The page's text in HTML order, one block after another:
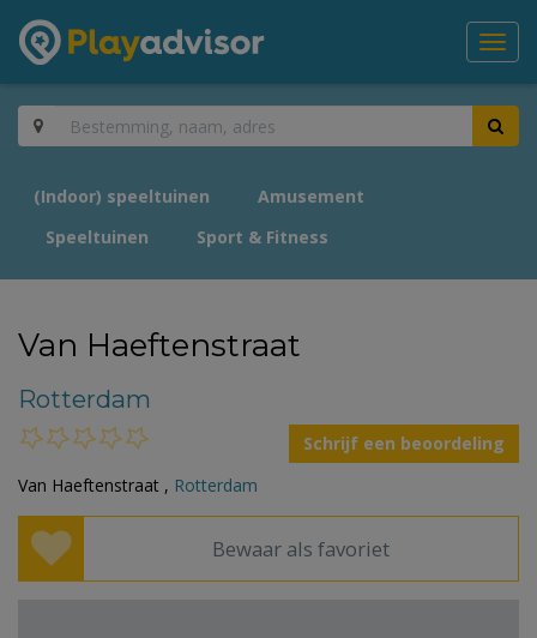
(Indoor) speeltuinen
Amusement
Speeltuinen
Sport & Fitness
Van Haeftenstraat
Rotterdam
Schrijf een beoordeling
Van Haeftenstraat , Rotterdam
Bewaar als favoriet